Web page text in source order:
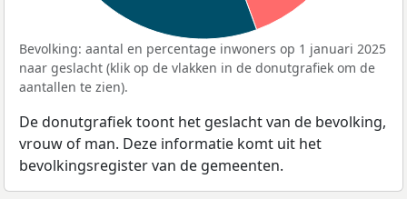
Bevolking: aantal en percentage inwoners op 1 januari 2025
naar geslacht (klik op de vlakken in de donutgrafiek om de
aantallen te zien).
De donutgrafiek toont het geslacht van de bevolking,
vrouw of man. Deze informatie komt uit het
bevolkingsregister van de gemeenten.